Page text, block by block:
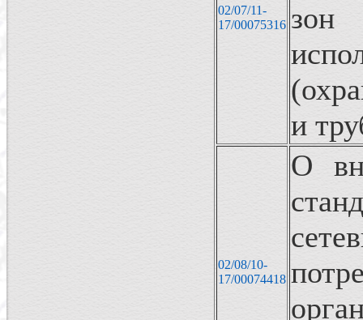
02/07/11-
17/00075316
и
02/08/10-
17/00074418
О